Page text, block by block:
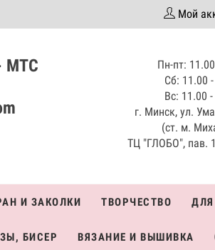
Мой
МТС
Пн-пт:
Сб: 11.00
Вс: 11.00
г. Минск, ул.
(ст. м.
ТЦ "ГЛОБО", пав.
И ЗАКОЛКИ ТВОРЧЕСТВО
БИСЕР ВЯЗАНИЕ И ВЫШИВКА